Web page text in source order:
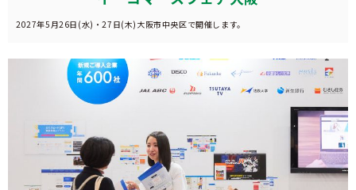
2027年5月26日(水)・27日(木)大阪市中央区で開催します。